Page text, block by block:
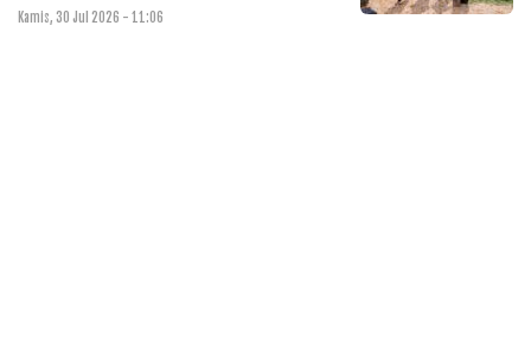
Kamis, 30 Jul 2026 - 11:06